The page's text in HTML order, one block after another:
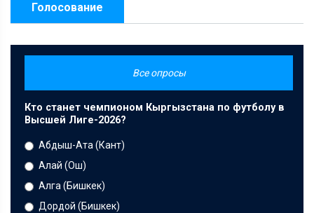
Голосование
Все опросы
Кто станет чемпионом Кыргызстана по футболу в
Высшей Лиге-2026?
Абдыш-Ата (Кант)
Алай (Ош)
Алга (Бишкек)
Дордой (Бишкек)